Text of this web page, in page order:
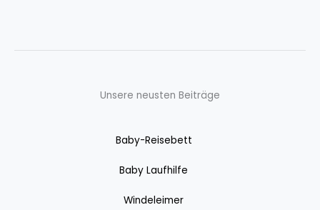
Unsere neusten Beiträge
Baby-Reisebett
Baby Laufhilfe
Windeleimer